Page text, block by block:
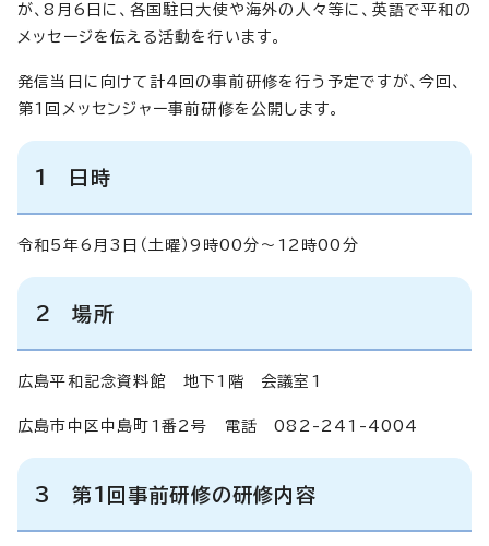
が、8月6日に、各国駐日大使や海外の人々等に、英語で平和の
メッセージを伝える活動を行います。
発信当日に向けて計4回の事前研修を行う予定ですが、今回、
第1回メッセンジャー事前研修を公開します。
1 日時
令和5年6月3日（土曜）9時00分～12時00分
2 場所
広島平和記念資料館 地下1階 会議室1
広島市中区中島町1番2号 電話 082-241-4004
3 第1回事前研修の研修内容